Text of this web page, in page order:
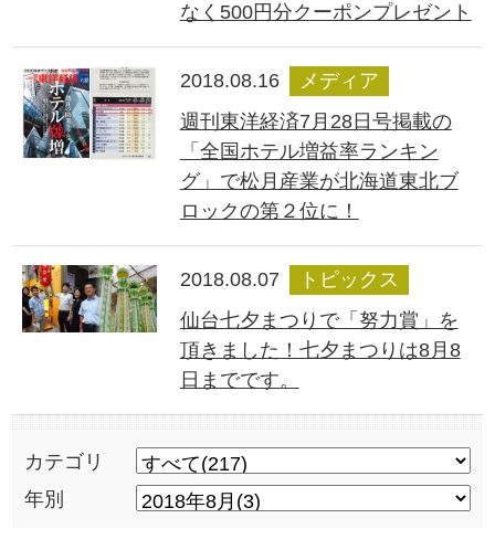
なく500円分クーポンプレゼント
2018.08.16
メディア
週刊東洋経済7月28日号掲載の
「全国ホテル増益率ランキン
グ」で松月産業が北海道東北ブ
ロックの第２位に！
2018.08.07
トピックス
仙台七夕まつりで「努力賞」を
頂きました！七夕まつりは8月8
日までです。
カテゴリ
年別